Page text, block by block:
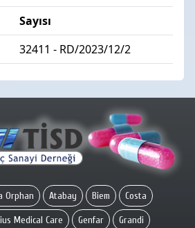
Sayısı
32411 - RD/2023/12/2
Orphan Atabay Biem Costa
Medical Care Genfar Grandi